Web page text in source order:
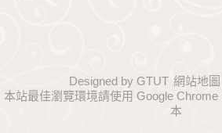
Designed by GTUT 網站地圖
本站最佳瀏覽環境請使用 Google
本